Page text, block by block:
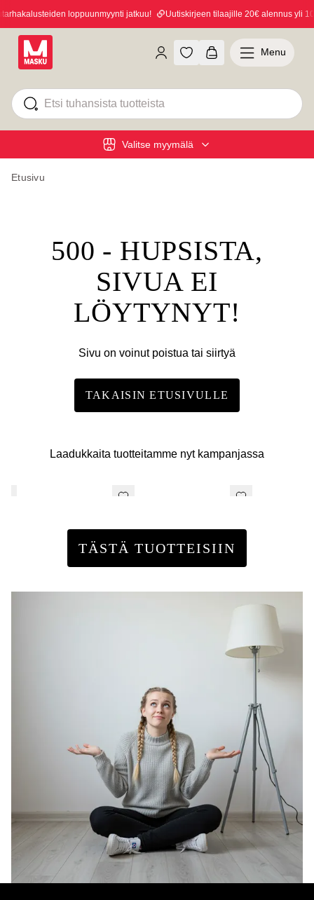
loppuunmyynti jatkuu! Uutiskirjeen tilaajille 20€ alennus yli
Valitse myymälä
Menu
Etusivu
500 - HUPSISTA,
SIVUA EI
LÖYTYNYT!
Sivu on voinut poistua tai siirtyä
TAKAISIN ETUSIVULLE
Laadukkaita tuotteitamme nyt kampanjassa
TÄSTÄ TUOTTEISIIN